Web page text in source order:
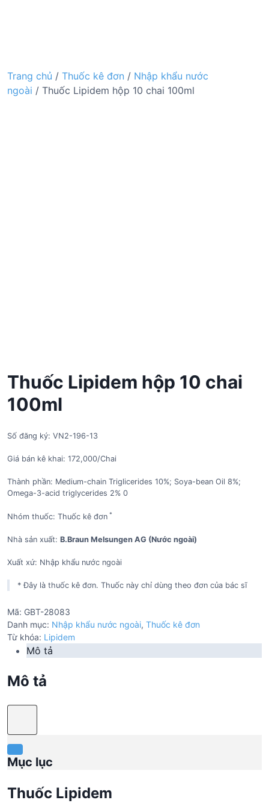
Trang chủ / Thuốc kê đơn / Nhập khẩu nước
ngoài / Thuốc Lipidem hộp 10 chai 100ml
Thuốc Lipidem hộp 10 chai
100ml
Số đăng ký: VN2-196-13
Giá bán kê khai: 172,000/Chai
Thành phần: Medium-chain Triglicerides 10%; Soya-bean Oil 8%;
Omega-3-acid triglycerides 2% 0
Nhóm thuốc: Thuốc kê đơn *
Nhà sản xuất: B.Braun Melsungen AG (Nước ngoài)
Xuất xứ: Nhập khẩu nước ngoài
* Đây là thuốc kê đơn. Thuốc này chỉ dùng theo đơn của bác sĩ
Mã: GBT-28083
Danh mục: Nhập khẩu nước ngoài, Thuốc kê đơn
Từ khóa: Lipidem
Mô tả
Mô tả
Mục lục
Thuốc Lipidem